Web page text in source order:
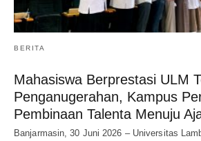
BERITA
Mahasiswa Berprestasi ULM
Penganugerahan, Kampus
Pembinaan Talenta Menuju
Banjarmasin, 30 Juni 2026 – Universitas